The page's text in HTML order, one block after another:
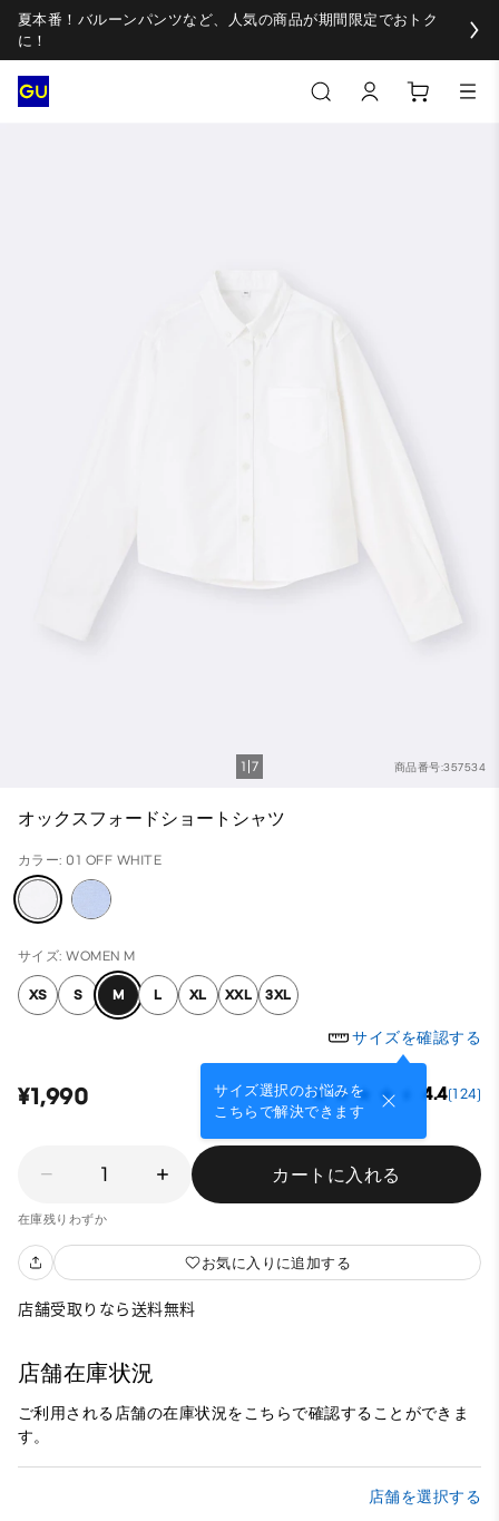
夏本番！バルーンパンツなど、人気の商品が期間限定でおトク
に！
商品番号:357534
1 7
オックスフォードショートシャツ
カラー: 01 OFF WHITE
サイズ: WOMEN M
XS S M L XL XXL 3XL
サイズを確認する
サイズ選択のお悩みを
こちらで解決できます
¥1,990 4.4(124)
1 カートに入れる
在庫残りわずか
お気に入りに追加する
店舗受取りなら送料無料
店舗在庫状況
ご利用される店舗の在庫状況をこちらで確認することができま
す。
店舗を選択する